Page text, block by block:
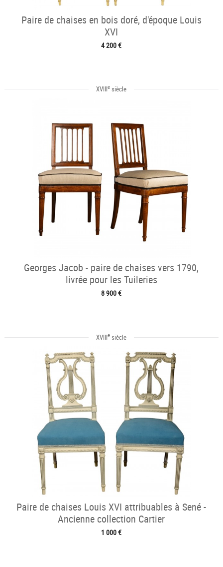
Paire de chaises en bois doré, d'époque Louis
XVI
4 200 €
XVIIIe siècle
Georges Jacob - paire de chaises vers 1790,
livrée pour les Tuileries
8 900 €
XVIIIe siècle
Paire de chaises Louis XVI attribuables à Sené -
Ancienne collection Cartier
1 000 €